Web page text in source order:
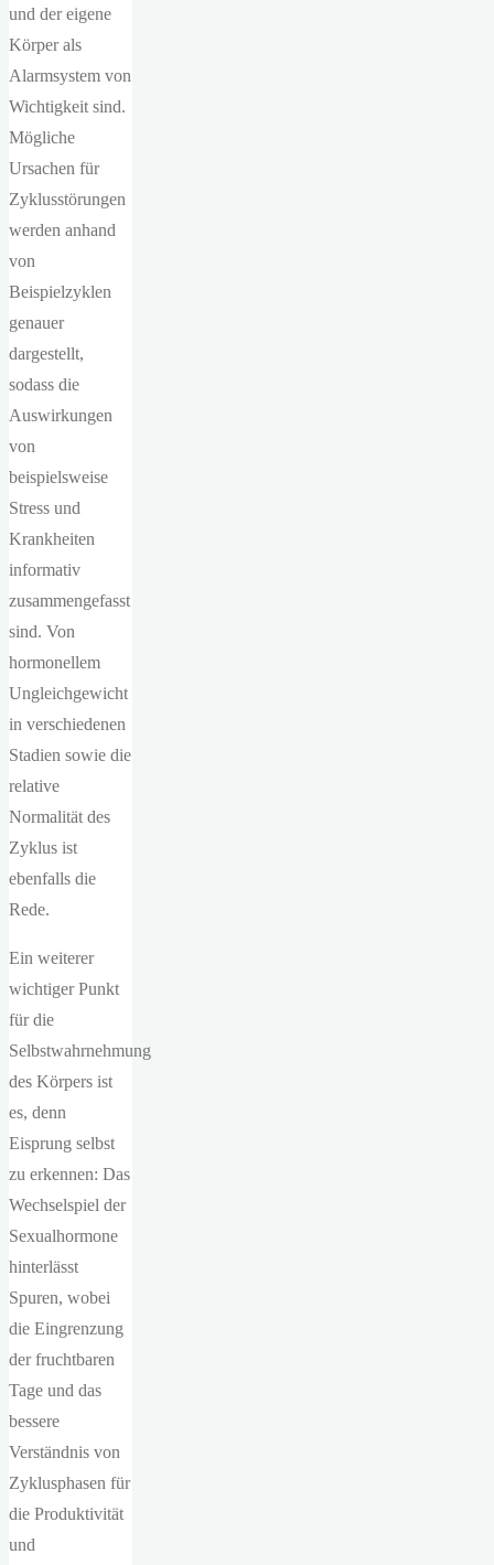
und der eigene
Körper als
Alarmsystem von
Wichtigkeit sind.
Mögliche
Ursachen für
Zyklusstörungen
werden anhand
von
Beispielzyklen
genauer
dargestellt,
sodass die
Auswirkungen
von
beispielsweise
Stress und
Krankheiten
informativ
zusammengefasst
sind. Von
hormonellem
Ungleichgewicht
in verschiedenen
Stadien sowie die
relative
Normalität des
Zyklus ist
ebenfalls die
Rede.
Ein weiterer
wichtiger Punkt
für die
Selbstwahrnehmung
des Körpers ist
es, denn
Eisprung selbst
zu erkennen: Das
Wechselspiel der
Sexualhormone
hinterlässt
Spuren, wobei
die Eingrenzung
der fruchtbaren
Tage und das
bessere
Verständnis von
Zyklusphasen für
die Produktivität
und